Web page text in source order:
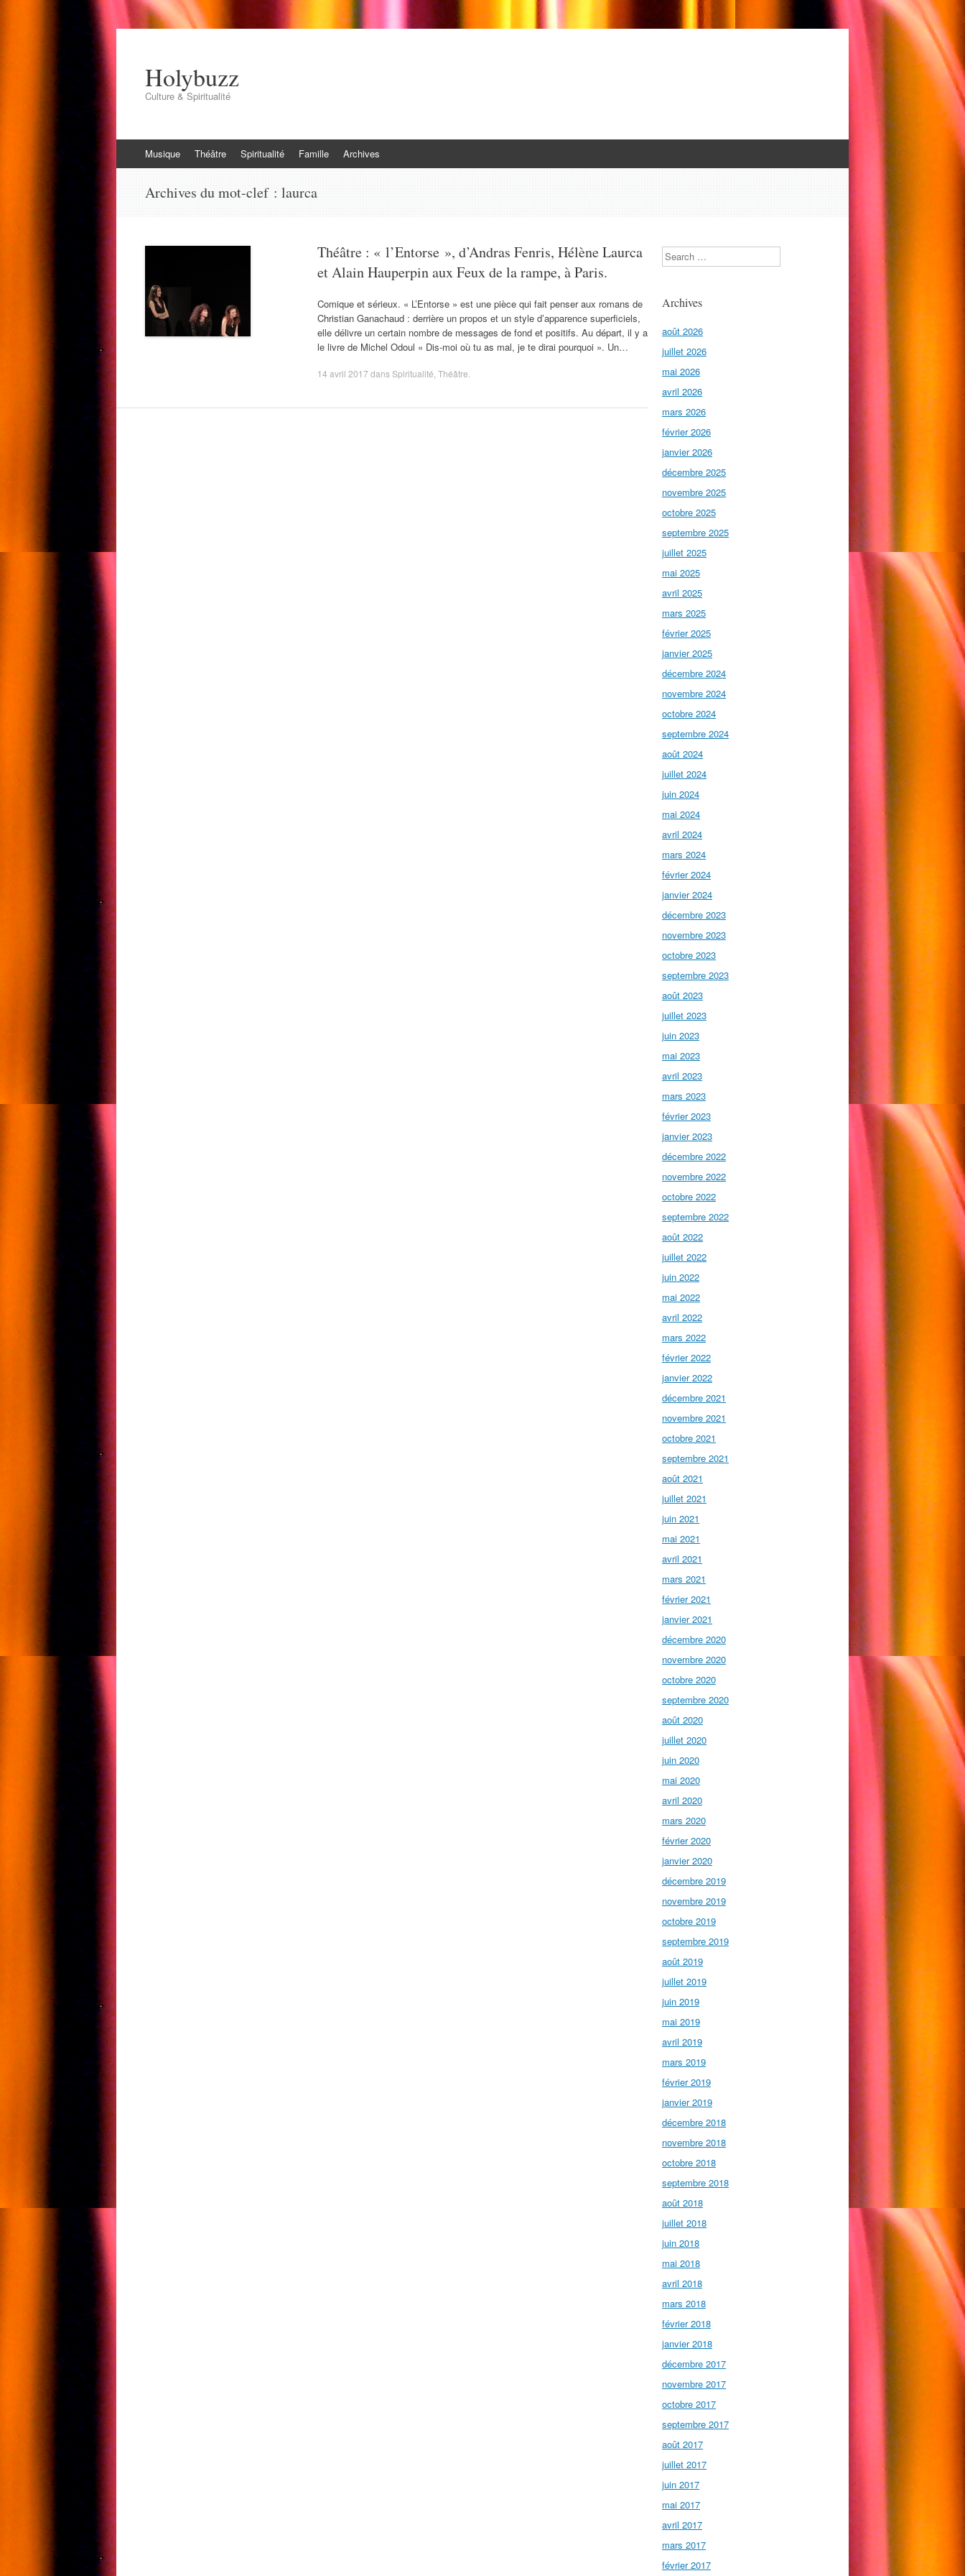
Holybuzz
Culture & Spiritualité
au
Musique Théâtre Spiritualité Famille Archives
Archives du mot-clef : laurca
Théâtre : « l’Entorse », d’Andras Fenris, Hélène Laurca
et Alain Hauperpin aux Feux de la rampe, à Paris.
Comique et sérieux. « L’Entorse » est une pièce qui fait penser aux romans de
Christian Ganachaud : derrière un propos et un style d’apparence superficiels,
elle délivre un certain nombre de messages de fond et positifs. Au départ, il y a
le livre de Michel Odoul « Dis-moi où tu as mal, je te dirai pourquoi ». Un…
14 avril 2017 dansSpiritualité Théâtre
Search
Archives
août 2026
juillet 2026
mai 2026
avril 2026
mars 2026
février 2026
janvier 2026
décembre 2025
novembre 2025
octobre 2025
septembre 2025
juillet 2025
mai 2025
avril 2025
mars 2025
février 2025
janvier 2025
décembre 2024
novembre 2024
octobre 2024
septembre 2024
août 2024
juillet 2024
juin 2024
mai 2024
avril 2024
mars 2024
février 2024
janvier 2024
décembre 2023
novembre 2023
octobre 2023
septembre 2023
août 2023
juillet 2023
juin 2023
mai 2023
avril 2023
mars 2023
février 2023
janvier 2023
décembre 2022
novembre 2022
octobre 2022
septembre 2022
août 2022
juillet 2022
juin 2022
mai 2022
avril 2022
mars 2022
février 2022
janvier 2022
décembre 2021
novembre 2021
octobre 2021
septembre 2021
août 2021
juillet 2021
juin 2021
mai 2021
avril 2021
mars 2021
février 2021
janvier 2021
décembre 2020
novembre 2020
octobre 2020
septembre 2020
août 2020
juillet 2020
juin 2020
mai 2020
avril 2020
mars 2020
février 2020
janvier 2020
décembre 2019
novembre 2019
octobre 2019
septembre 2019
août 2019
juillet 2019
juin 2019
mai 2019
avril 2019
mars 2019
février 2019
janvier 2019
décembre 2018
novembre 2018
octobre 2018
septembre 2018
août 2018
juillet 2018
juin 2018
mai 2018
avril 2018
mars 2018
février 2018
janvier 2018
décembre 2017
novembre 2017
octobre 2017
septembre 2017
août 2017
juillet 2017
juin 2017
mai 2017
avril 2017
mars 2017
février 2017